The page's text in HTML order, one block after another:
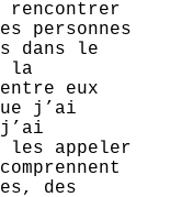
personnes
dans le
la
eux
j’ai
les appeler
des